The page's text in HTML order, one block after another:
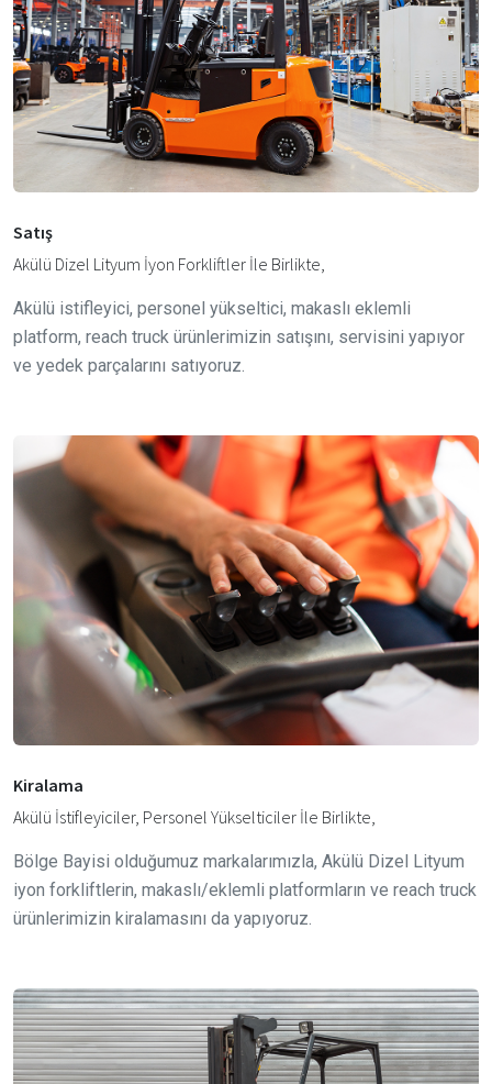
Satış
Akülü Dizel Lityum İyon Forkliftler İle Birlikte,
Akülü istifleyici, personel yükseltici, makaslı eklemli
platform, reach truck ürünlerimizin satışını, servisini yapıyor
ve yedek parçalarını satıyoruz.
Kiralama
Akülü İstifleyiciler, Personel Yükselticiler İle Birlikte,
Bölge Bayisi olduğumuz markalarımızla, Akülü Dizel Lityum
iyon forkliftlerin, makaslı/eklemli platformların ve reach truck
ürünlerimizin kiralamasını da yapıyoruz.